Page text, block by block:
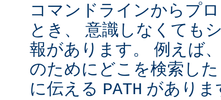
コマンドラインからプ
とき、 意識しなくても
報があります。 例えば
のためにどこを検索し
に伝える PATH がありま